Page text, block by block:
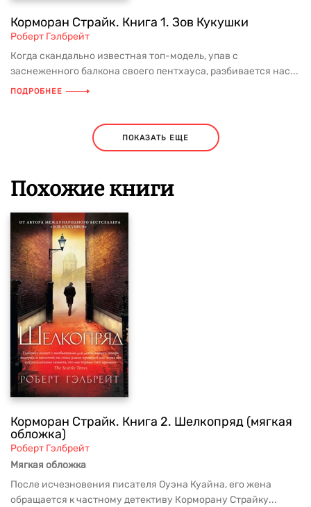
Корморан Страйк. Книга 1. Зов Кукушки
Роберт Гэлбрейт
Когда скандально известная топ-модель, упав с
заснеженного балкона своего пентхауса, разбивается нас...
ПОДРОБНЕЕ
ПОКАЗАТЬ ЕЩЕ
Похожие книги
Корморан Страйк. Книга 2. Шелкопряд (мягкая
обложка)
Роберт Гэлбрейт
Мягкая обложка
После исчезновения писателя Оуэна Куайна, его жена
обращается к частному детективу Корморану Страйку...